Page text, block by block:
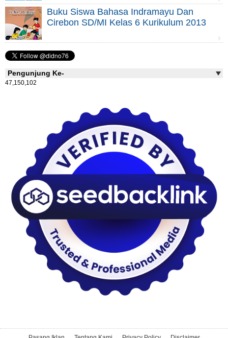
Buku Siswa Bahasa Indramayu Dan
Cirebon SD/MI Kelas 6 Kurikulum 2013
Pengunjung Ke-
47,150,102